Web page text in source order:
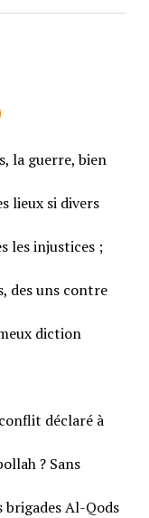
la guerre, bien
lieux si divers
les injustices ;
des uns contre
diction
déclaré à
? Sans
Al-Qods